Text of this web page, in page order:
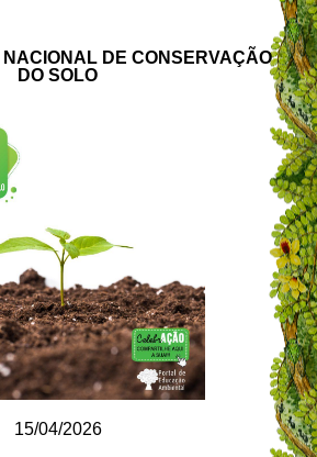
DE CONSERVAÇÃO
DO SOLO
15/04/2026